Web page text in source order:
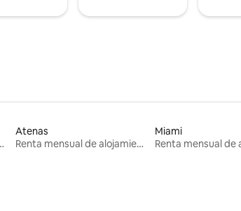
Atenas
Renta mensual de alojamientos
Miami